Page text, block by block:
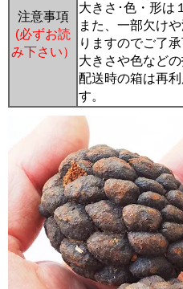
注意事項
(必ずお読
み下さい）
大きさ･色・形は
また、一部欠け
りますのでご了承
大きさや色など
配送時の箱は再
す。